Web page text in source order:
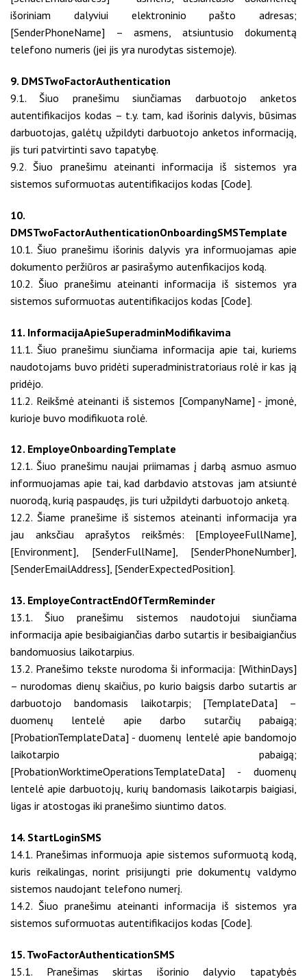
išoriniam dalyviui elektroninio pašto adresas;
[SenderPhoneName] – asmens, atsiuntusio dokumentą
telefono numeris (jei jis yra nurodytas sistemoje).
9. DMSTwoFactorAuthentication
9.1. Šiuo pranešimu siunčiamas darbuotojo anketos
autentifikacijos kodas – t.y. tam, kad išorinis dalyvis, būsimas
darbuotojas, galėtų užpildyti darbuotojo anketos informaciją,
jis turi patvirtinti savo tapatybę.
9.2. Šiuo pranešimu ateinanti informacija iš sistemos yra
sistemos suformuotas autentifikacijos kodas [Code].
10.
DMSTwoFactorAuthenticationOnboardingSMSTemplate
10.1. Šiuo pranešimu išorinis dalyvis yra informuojamas apie
dokumento peržiūros ar pasirašymo autenfikacijos kodą.
10.2. Šiuo pranešimu ateinanti informacija iš sistemos yra
sistemos suformuotas autentifikacijos kodas [Code].
11. InformacijaApieSuperadminModifikavima
11.1. Šiuo pranešimu siunčiama informacija apie tai, kuriems
naudotojams buvo pridėti superadministratoriaus rolė ir kas ją
pridėjo.
11.2. Reikšmė ateinanti iš sistemos [CompanyName] - įmonė,
kurioje buvo modifikuota rolė.
12. EmployeOnboardingTemplate
12.1. Šiuo pranešimu naujai priimamas į darbą asmuo asmuo
informuojamas apie tai, kad darbdavio atstovas jam atsiuntė
nuorodą, kurią paspaudęs, jis turi užpildyti darbuotojo anketą.
12.2. Šiame pranešime iš sistemos ateinanti informacija yra
jau anksčiau aprašytos reikšmės: [EmployeeFullName],
[Environment], [SenderFullName], [SenderPhoneNumber],
[SenderEmailAddress], [SenderExpectedPosition].
13. EmployeContractEndOfTermReminder
13.1. Šiuo pranešimu sistemos naudotojui siunčiama
informacija apie besibaigiančias darbo sutartis ir besibaigiančius
bandomuosius laikotarpius.
13.2. Pranešimo tekste nurodoma ši informacija: [WithinDays]
– nurodomas dienų skaičius, po kurio baigsis darbo sutartis ar
darbuotojo bandomasis laikotarpis; [TemplateData] –
duomenų lentelė apie darbo sutarčių pabaigą;
[ProbationTemplateData] - duomenų lentelė apie bandomojo
laikotarpio pabaigą;
[ProbationWorktimeOperationsTemplateData] - duomenų
lentelė apie darbuotojų, kurių bandomasis laikotarpis baigiasi,
ligas ir atostogas iki pranešimo siuntimo datos.
14. StartLoginSMS
14.1. Pranešimas informuoja apie sistemos suformuotą kodą,
kuris reikalingas, norint prisijungti prie dokumentų valdymo
sistemos naudojant telefono numerį.
14.2. Šiuo pranešimu ateinanti informacija iš sistemos yra
sistemos suformuotas autentifikacijos kodas [Code].
15. TwoFactorAuthenticationSMS
15.1. Pranešimas skirtas išorinio dalyvio tapatybės